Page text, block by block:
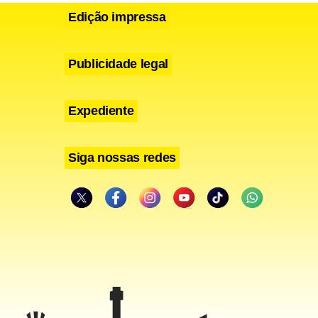
o foco
pessoas
Rio),
“A
Edição impressa
Publicidade legal
Expediente
Siga nossas redes